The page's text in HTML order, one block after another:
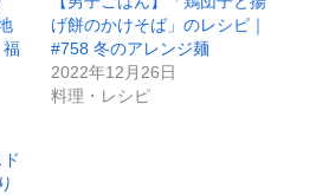
福
げ餅のかけそば」のレシピ｜
#758 冬のアレンジ麺
2022年12月26日
料理・レシピ